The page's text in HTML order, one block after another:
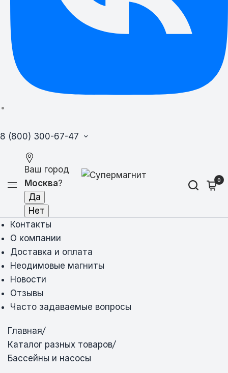
8 (800) 300-67-47
Ваш город
Москва? 0
Контакты
О компании
Доставка и оплата
Неодимовые магниты
Новости
Отзывы
Часто задаваемые вопросы
Главная/
Каталог разных товаров/
Бассейны и насосы